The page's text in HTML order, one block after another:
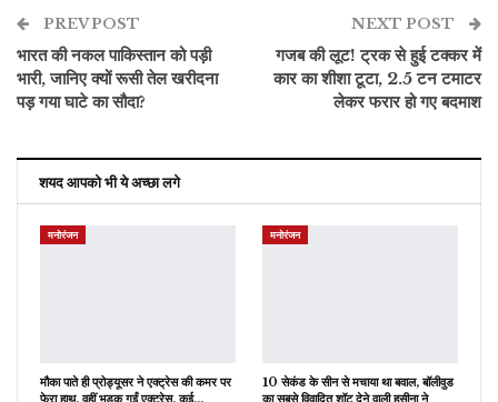
ईमेल
PREV POST
भारत की नकल पाकिस्तान को पड़ी
भारी, जानिए क्यों रूसी तेल खरीदना
पड़ गया घाटे का सौदा?
NEXT POST
गजब की लूट! ट्रक से हुई टक्कर में
कार का शीशा टूटा, 2.5 टन टमाटर
लेकर फरार हो गए बदमाश
शयद आपको भी ये अच्छा लगे
मनोरंजन
मौका पाते ही प्रोड्यूसर ने एक्ट्रेस की कमर पर
फेरा हाथ, वहीं भड़क गईं एक्ट्रेस, कई…
मनोरंजन
10 सेकंड के सीन से मचाया था बवाल, बॉलीवुड
का सबसे विवादित शॉट देने वाली हसीना ने